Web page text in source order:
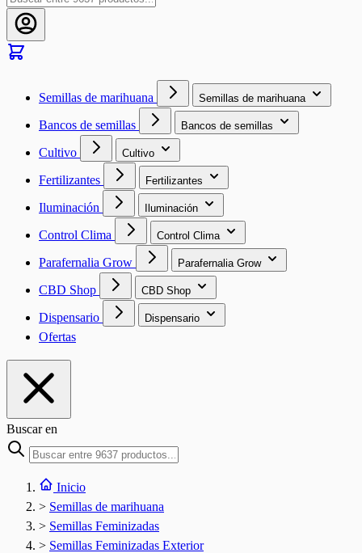
Semillas de marihuana Semillas de marihuana
Bancos de semillas Bancos de semillas
Cultivo Cultivo
Fertilizantes Fertilizantes
Iluminación Iluminación
Control Clima Control Clima
Parafernalia Grow Parafernalia Grow
CBD Shop CBD Shop
Dispensario Dispensario
Ofertas
Buscar en
Inicio
> Semillas de marihuana
> Semillas Feminizadas
> Semillas Feminizadas Exterior